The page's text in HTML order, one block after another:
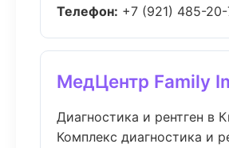
Телефон: +7 (921) 485-
МедЦентр Family
Диагностика и рентген в
Комплекс диагностика и